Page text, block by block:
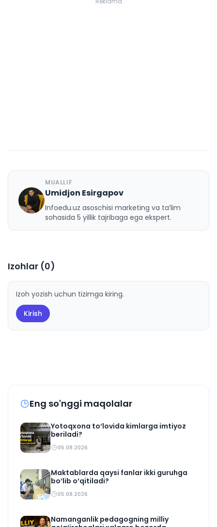
U
MUALLIF
Umidjon Esirgapov
Infoedu.uz asoschisi marketing va ta’lim
sohasida 5 yillik tajribaga ega ekspert.
Izohlar (0)
Izoh yozish uchun tizimga kiring.
Kirish
Eng so'nggi maqolalar
Yotoqxona to‘lovida kimlarga imtiyoz
beriladi?
05.08.2026
Maktablarda qaysi fanlar ikki guruhga
bo‘lib o‘qitiladi?
05.08.2026
Namanganlik pedagogning milliy